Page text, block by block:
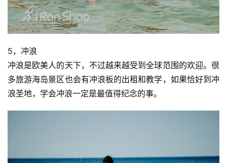
比
赛
观
察
5，冲浪
冲浪是欧美人的天下，不过越来越受到全球范围的欢迎。很
多旅游海岛景区也会有冲浪板的出租和教学，如果恰好到冲
浪圣地，学会冲浪一定是最值得纪念的事。